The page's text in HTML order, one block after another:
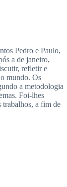
Pedro e Paulo,
a de janeiro,
refletir e
mundo. Os
a metodologia
Foi-lhes
trabalhos, a fim de